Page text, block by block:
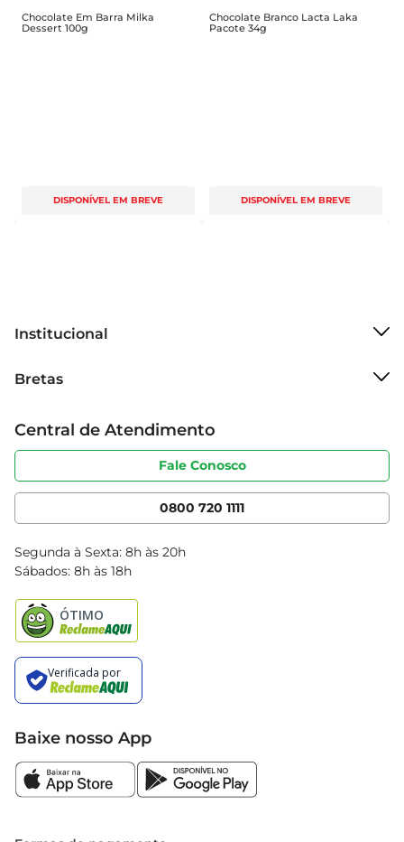
Chocolate Em Barra Milka
Dessert 100g
DISPONÍVEL EM BREVE
Chocolate Branco Lacta Laka
Pacote 34g
DISPONÍVEL EM BREVE
Institucional
Grupo Cencosud
Sobre privacidade
Portal do fornecedor
Cencosud Media
Bretas
Produtos Bretas
Código de ética
Serviços
Clube Bretas
Blog Bretas
Black Friday
Central de Atendimento
Fale Conosco
0800 720 1111
Segunda à Sexta: 8h às 20h
Sábados: 8h às 18h
Baixe nosso App